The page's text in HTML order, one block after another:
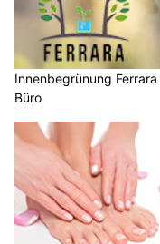
Innenbegrünung
Büro